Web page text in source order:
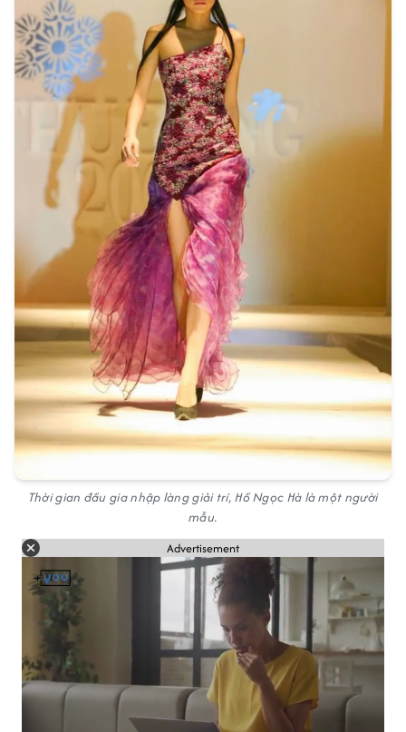
Thời gian đầu gia nhập làng giải trí, Hồ Ngọc Hà là một người
mẫu.
Advertisement